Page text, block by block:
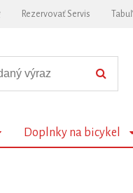
Rezervovať Servis
Doplnky na bicykel